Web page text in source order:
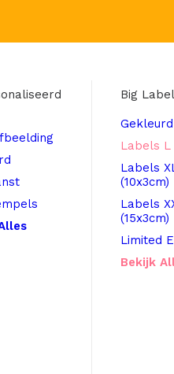
Big
Gekleurd
Labels L
Labels
(10x3cm)
Labels
(15x3cm)
Limited
Bekijk